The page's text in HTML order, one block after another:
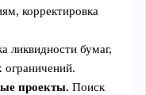
корректировка
ликвидности бумаг,
ограничений.
проекты. Поиск